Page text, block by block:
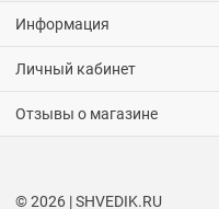
Информация
Личный кабинет
Отзывы о магазине
© 2026 | SHVEDIK.RU